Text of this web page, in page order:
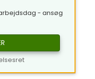
- ansøg